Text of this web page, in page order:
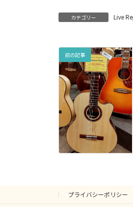
カテゴリー Live
前の記事
プライバシーポリシー